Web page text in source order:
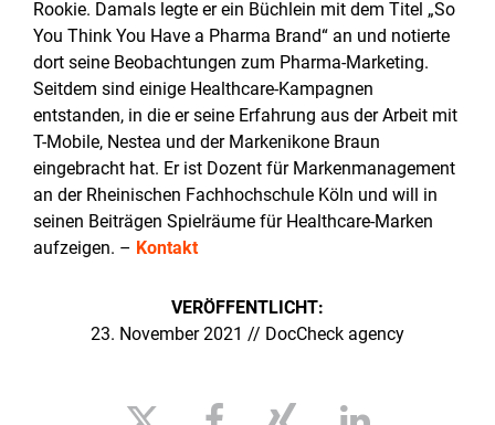
Rookie. Damals legte er ein Büchlein mit dem Titel „So
You Think You Have a Pharma Brand“ an und notierte
dort seine Beobachtungen zum Pharma-Marketing.
Seitdem sind einige Healthcare-Kampagnen
entstanden, in die er seine Erfahrung aus der Arbeit mit
T-Mobile, Nestea und der Markenikone Braun
eingebracht hat. Er ist Dozent für Markenmanagement
an der Rheinischen Fachhochschule Köln und will in
seinen Beiträgen Spielräume für Healthcare-Marken
aufzeigen. – Kontakt
VERÖFFENTLICHT:
23. November 2021 // DocCheck agency